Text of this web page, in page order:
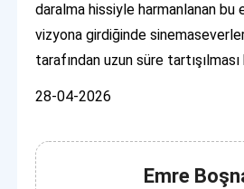
daralma hissiyle harmanlanan bu
vizyona girdiğinde
tarafından uzun süre
28-04-2026
Emre